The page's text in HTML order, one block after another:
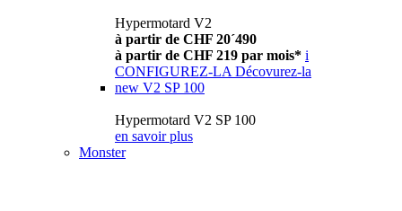
Hypermotard V2
à partir de CHF 20´490
à partir de CHF 219 par mois* i
CONFIGUREZ-LA Décovurez-la
new V2 SP 100
Hypermotard V2 SP 100
en savoir plus
Monster